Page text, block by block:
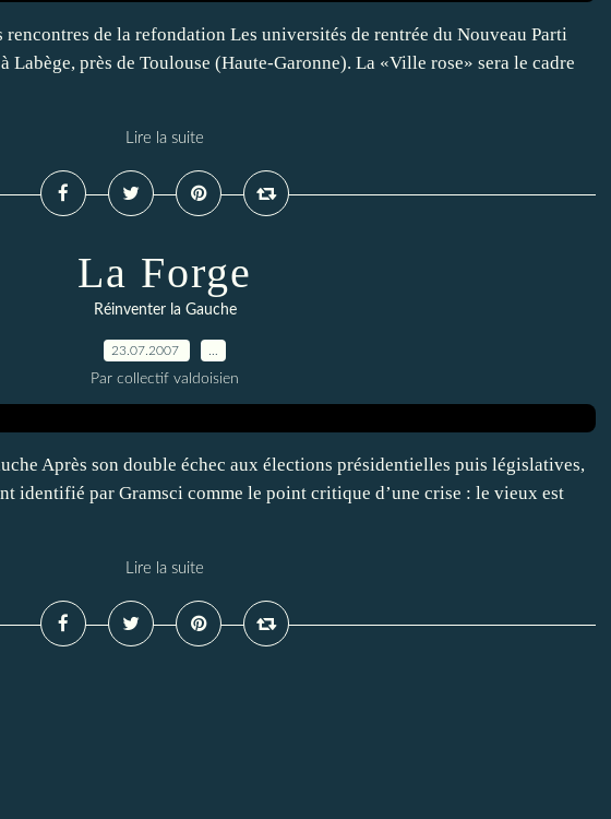
rencontres de la refondation Les universités de rentrée du Nouveau Parti
Labège, près de Toulouse (Haute-Garonne). La «Ville rose» sera le cadre
Lire la suite
La Forge
Réinventer la Gauche
23.07.2007
Par collectif valdoisien
Après son double échec aux élections présidentielles puis législatives,
identifié par Gramsci comme le point critique d’une crise : le vieux est
Lire la suite